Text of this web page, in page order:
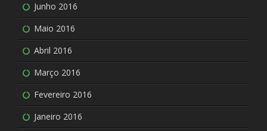
Junho 2016
Maio 2016
Abril 2016
Março 2016
Fevereiro 2016
Janeiro 2016